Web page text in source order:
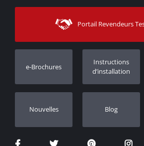
Sitemap
Moyens d’expédition
Contacter
Assistance aux clients
Suivi des commandes
Concessionnaires
Portail Revendeurs
e-Brochures
Instructions
d’installation
Nouvelles Blog